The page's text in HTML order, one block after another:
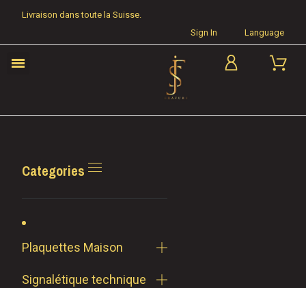
Livraison dans toute la Suisse.
Sign In
Language
Categories
Plaquettes Maison
Signalétique technique